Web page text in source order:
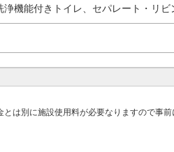
機能付きトイレ、セパレート・リ
は別に施設使用料が必要なりますので事前